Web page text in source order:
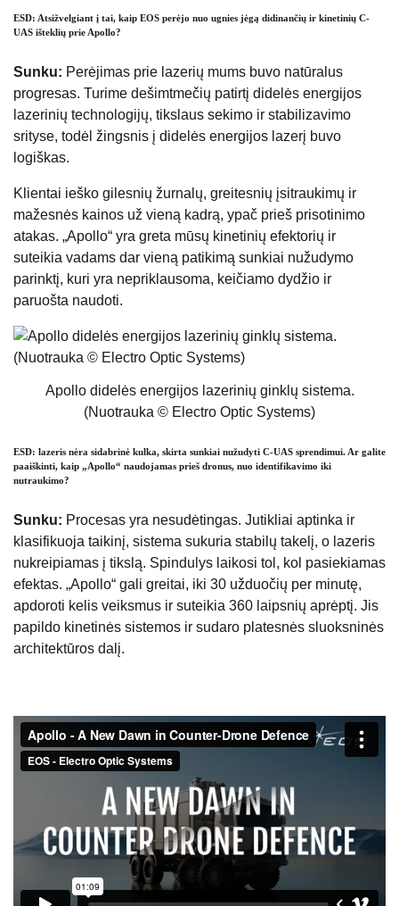
ESD: Atsižvelgiant į tai, kaip EOS perėjo nuo ugnies jėgą didinančių ir kinetinių C-
UAS išteklių prie Apollo?
Sunku: Perėjimas prie lazerių mums buvo natūralus
progresas. Turime dešimtmečių patirtį didelės energijos
lazerinių technologijų, tikslaus sekimo ir stabilizavimo
srityse, todėl žingsnis į didelės energijos lazerį buvo
logiškas.
Klientai ieško gilesnių žurnalų, greitesnių įsitraukimų ir
mažesnės kainos už vieną kadrą, ypač prieš prisotinimo
atakas. „Apollo“ yra greta mūsų kinetinių efektorių ir
suteikia vadams dar vieną patikimą sunkiai nužudymo
parinktį, kuri yra nepriklausoma, keičiamo dydžio ir
paruošta naudoti.
Apollo didelės energijos lazerinių ginklų sistema.
(Nuotrauka © Electro Optic Systems)
ESD: lazeris nėra sidabrinė kulka, skirta sunkiai nužudyti C-UAS sprendimui. Ar galite
paaiškinti, kaip „Apollo“ naudojamas prieš dronus, nuo identifikavimo iki
nutraukimo?
Sunku: Procesas yra nesudėtingas. Jutikliai aptinka ir
klasifikuoja taikinį, sistema sukuria stabilų takelį, o lazeris
nukreipiamas į tikslą. Spindulys laikosi tol, kol pasiekiamas
efektas. „Apollo“ gali greitai, iki 30 užduočių per minutę,
apdoroti kelis veiksmus ir suteikia 360 laipsnių aprėptį. Jis
papildo kinetinės sistemos ir sudaro platesnės sluoksninės
architektūros dalį.